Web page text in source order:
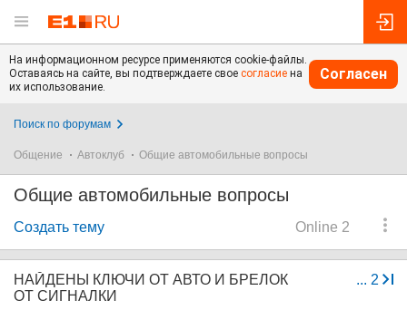
На информационном ресурсе применяются cookie-файлы.
Оставаясь на сайте, вы подтверждаете свое согласие на
их использование.
Согласен
Поиск по форумам
Общение Автоклуб Общие автомобильные вопросы
Общие автомобильные вопросы
Online 2
Создать тему
... 2
НАЙДЕНЫ КЛЮЧИ ОТ АВТО И БРЕЛОК
ОТ СИГНАЛКИ